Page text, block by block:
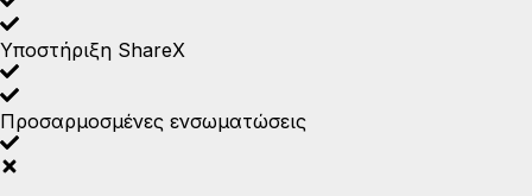
Υποστήριξη ShareX
Προσαρμοσμένες ενσωματώσεις